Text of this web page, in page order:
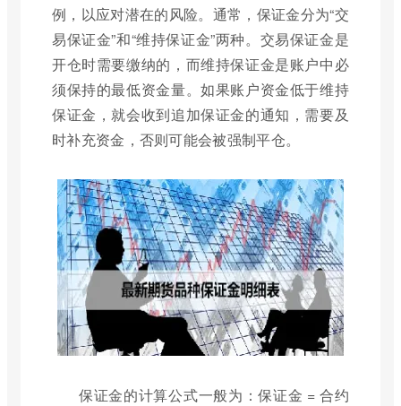
例，以应对潜在的风险。通常，保证金分为“交
易保证金”和“维持保证金”两种。交易保证金是
开仓时需要缴纳的，而维持保证金是账户中必
须保持的最低资金量。如果账户资金低于维持
保证金，就会收到追加保证金的通知，需要及
时补充资金，否则可能会被强制平仓。
保证金的计算公式一般为：保证金 = 合约